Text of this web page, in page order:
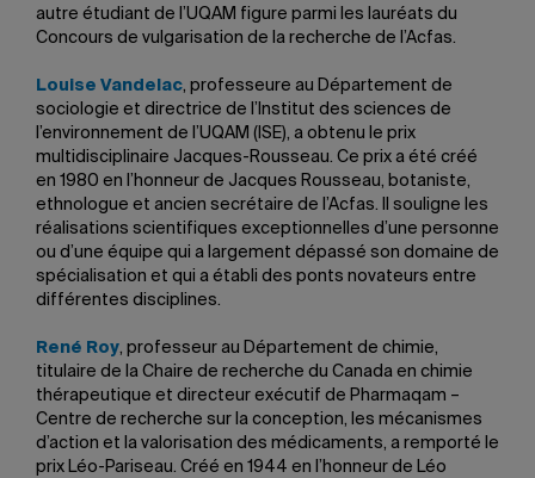
autre étudiant de l’UQAM figure parmi les lauréats du
Concours de vulgarisation de la recherche de l’Acfas.
Louise Vandelac, professeure au Département de
sociologie et directrice de l’Institut des sciences de
l’environnement de l’UQAM (ISE), a obtenu le prix
multidisciplinaire Jacques-Rousseau. Ce prix a été créé
en 1980 en l’honneur de Jacques Rousseau, botaniste,
ethnologue et ancien secrétaire de l’Acfas. Il souligne les
réalisations scientifiques exceptionnelles d’une personne
ou d’une équipe qui a largement dépassé son domaine de
spécialisation et qui a établi des ponts novateurs entre
différentes disciplines.
René Roy, professeur au Département de chimie,
titulaire de la Chaire de recherche du Canada en chimie
thérapeutique et directeur exécutif de Pharmaqam –
Centre de recherche sur la conception, les mécanismes
d’action et la valorisation des médicaments, a remporté le
prix Léo-Pariseau. Créé en 1944 en l’honneur de Léo